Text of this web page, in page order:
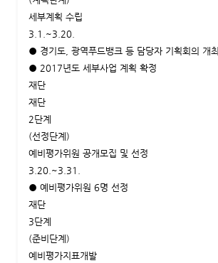
세부계획 수립
3.1.~3.20.
● 경기도, 광역푸드뱅크 등 담당자 기획회의 개최
● 2017년도 세부사업 계획 확정
재단
재단
2단계
(선정단계)
예비평가위원 공개모집 및 선정
3.20.~3.31.
● 예비평가위원 6명 선정
재단
3단계
(준비단계)
예비평가지표개발